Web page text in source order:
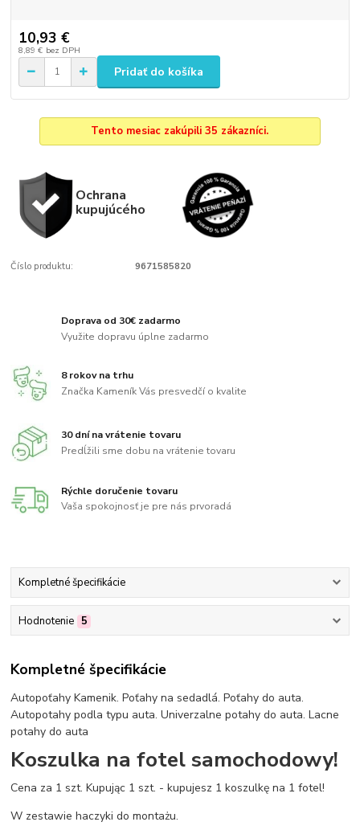
10,93 €
8,89 € bez DPH
Pridať do košíka
Tento mesiac zakúpili 35 zákazníci.
Ochrana
kupujúcého
Číslo produktu: 9671585820
Doprava od 30€ zadarmo
Využite dopravu úplne zadarmo
8 rokov na trhu
Značka Kameník Vás presvedčí o kvalite
30 dní na vrátenie tovaru
Predĺžili sme dobu na vrátenie tovaru
Rýchle doručenie tovaru
Vaša spokojnosť je pre nás prvoradá
Kompletné špecifikácie
Hodnotenie 5
Kompletné špecifikácie
Autopoťahy Kamenik. Poťahy na sedadlá. Poťahy do auta.
Autopotahy podla typu auta. Univerzalne potahy do auta. Lacne
potahy do auta
Koszulka na fotel samochodowy!
Cena za 1 szt. Kupując 1 szt. - kupujesz 1 koszulkę na 1 fotel!
W zestawie haczyki do montażu.